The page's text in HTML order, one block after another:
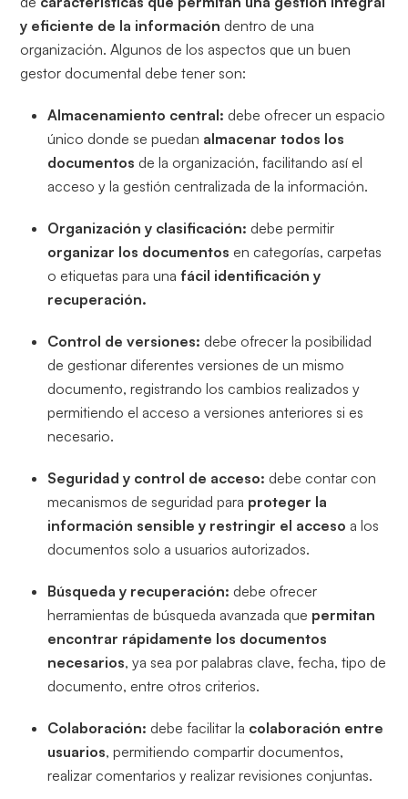
y eficiente de la informacióndentro de una
organización. Algunos de los aspectos que un buen
gestor documental debe tener son:
Almacenamiento central:debe ofrecer un espacio
único donde se puedan almacenar todos los
documentos de la organización, facilitando así el
acceso y la gestión centralizada de la información.
Organización y clasificación:debe permitir
organizar los documentos en categorías, carpetas
o etiquetas para una fácil identificación y
recuperación.
Control de versiones: debe ofrecer la posibilidad
de gestionar diferentes versiones de un mismo
documento, registrando los cambios realizados y
permitiendo el acceso a versiones anteriores si es
necesario.
Seguridad y control de acceso:debe contar con
mecanismos de seguridad para proteger la
información sensible y restringir el acceso a los
documentos solo a usuarios autorizados.
Búsqueda y recuperación:debe ofrecer
herramientas de búsqueda avanzada que permitan
encontrar rápidamente los documentos
necesarios, ya sea por palabras clave, fecha, tipo de
documento, entre otros criterios.
Colaboración: debe facilitar la colaboración entre
usuarios, permitiendo compartir documentos,
realizar comentarios y realizar revisiones conjuntas.